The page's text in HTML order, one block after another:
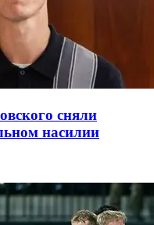
сняли
насилии